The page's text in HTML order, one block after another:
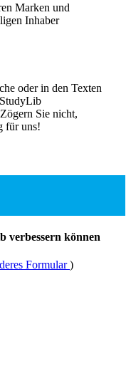
Marken und
Inhaber
oder in den Texten
Sie nicht,
für uns!
verbessern können
Formular)